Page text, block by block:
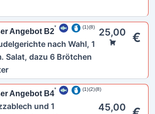
Angebot B2
1 8 25,00 €
nach Wahl, 1
Salat, dazu 6 Brötchen
Angebot B4
1 2 8
45,00
und 1